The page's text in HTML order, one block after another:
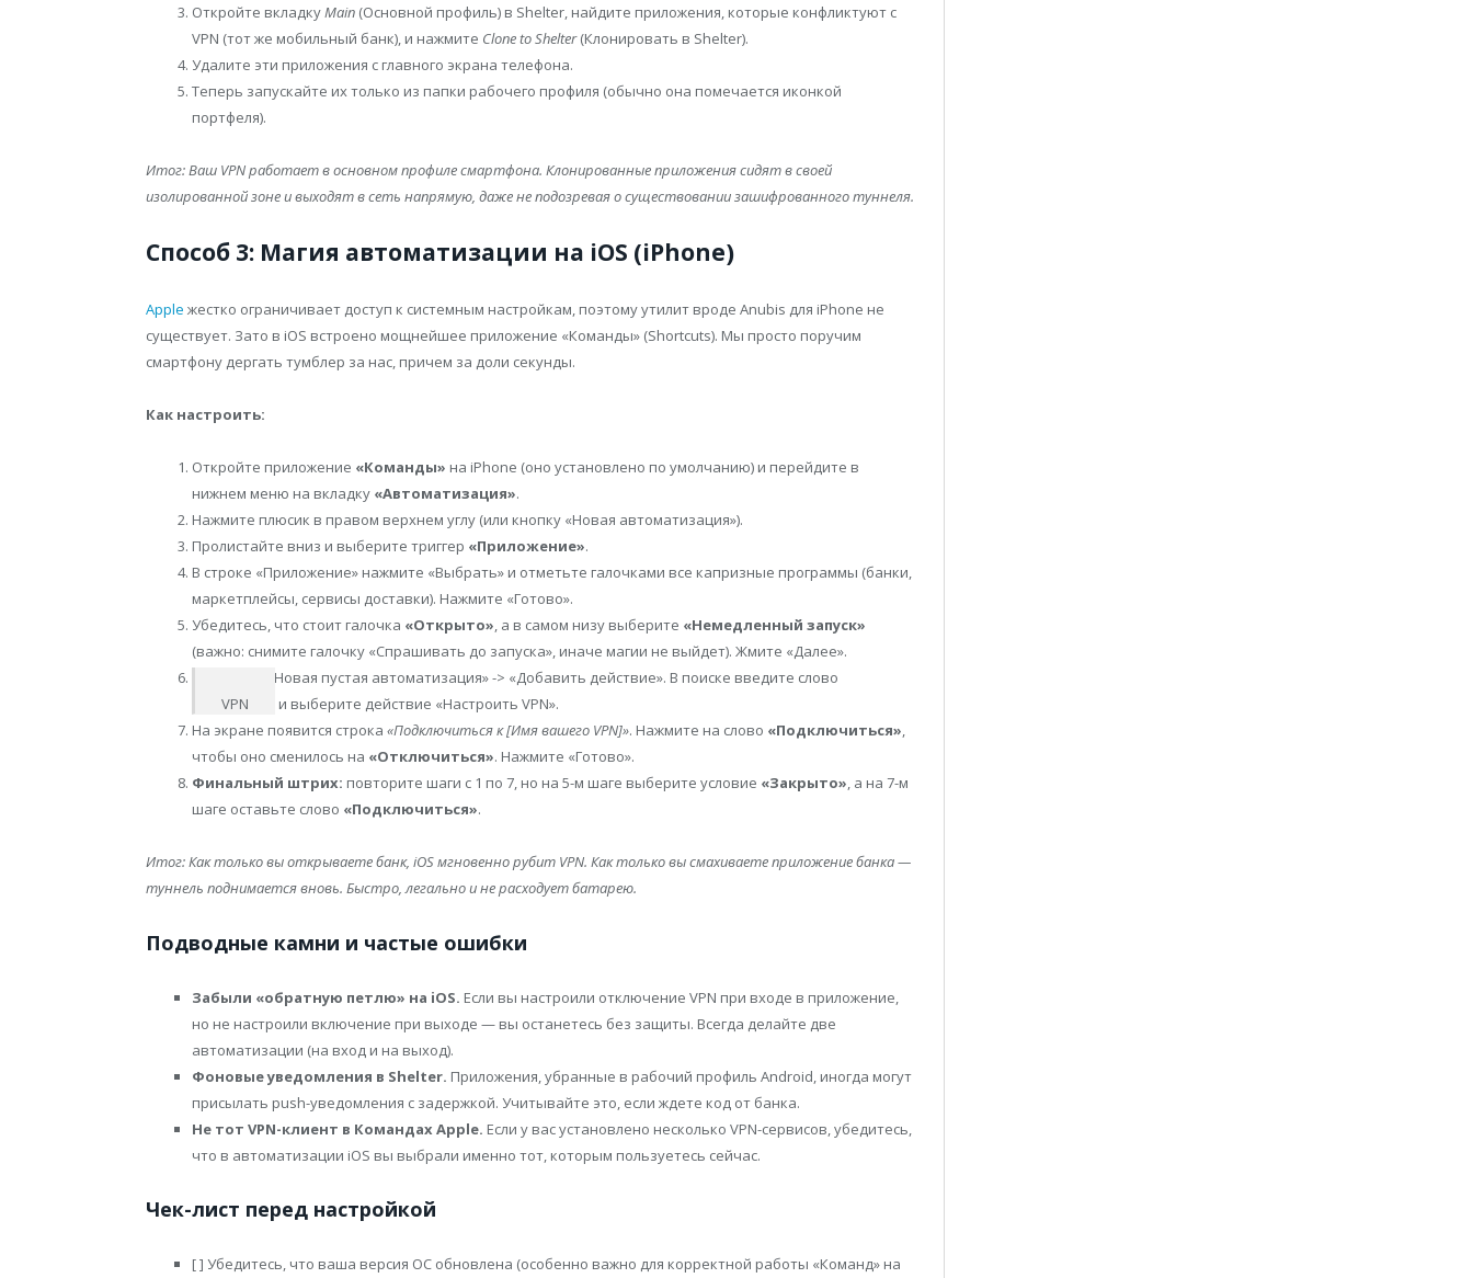
Откройте вкладкуMain (Основной профиль) в Shelter, найдите приложения, которые конфликтуют с
VPN (тот же мобильный банк), и нажмите Clone to Shelter(Клонировать в Shelter).
Удалите эти приложения с главного экрана телефона.
Теперь запускайте их только из папки рабочего профиля (обычно она помечается иконкой
портфеля).
Итог: Ваш VPN работает в основном профиле смартфона. Клонированные приложения сидят в своей
изолированной зоне и выходят в сеть напрямую, даже не подозревая о существовании зашифрованного туннеля.
Способ 3: Магия автоматизации на iOS (iPhone)
Apple жестко ограничивает доступ к системным настройкам, поэтому утилит вроде Anubis для iPhone не
существует. Зато в iOS встроено мощнейшее приложение «Команды» (Shortcuts). Мы просто поручим
смартфону дергать тумблер за нас, причем за доли секунды.
Как настроить:
Откройте приложение «Команды» на iPhone (оно установлено по умолчанию) и перейдите в
нижнем меню на вкладку «Автоматизация».
Нажмите плюсик в правом верхнем углу (или кнопку «Новая автоматизация»).
Пролистайте вниз и выберите триггер «Приложение».
В строке «Приложение» нажмите «Выбрать» и отметьте галочками все капризные программы (банки,
маркетплейсы, сервисы доставки). Нажмите «Готово».
Убедитесь, что стоит галочка «Открыто», а в самом низу выберите «Немедленный запуск»
(важно: снимите галочку «Спрашивать до запуска», иначе магии не выйдет). Жмите «Далее».
Выберите «Новая пустая автоматизация» -> «Добавить действие». В поиске введите слово
VPN
и выберите действие «Настроить VPN».
На экране появится строка «Подключиться к [Имя вашего VPN]». Нажмите на слово «Подключиться»,
чтобы оно сменилось на «Отключиться». Нажмите «Готово».
Финальный штрих: повторите шаги с 1 по 7, но на 5-м шаге выберите условие «Закрыто», а на 7-м
шаге оставьте слово «Подключиться».
Итог: Как только вы открываете банк, iOS мгновенно рубит VPN. Как только вы смахиваете приложение банка —
туннель поднимается вновь. Быстро, легально и не расходует батарею.
Подводные камни и частые ошибки
Забыли «обратную петлю» на iOS. Если вы настроили отключение VPN при входе в приложение,
но не настроили включение при выходе — вы останетесь без защиты. Всегда делайте две
автоматизации (на вход и на выход).
Фоновые уведомления в Shelter. Приложения, убранные в рабочий профиль Android, иногда могут
присылать push-уведомления с задержкой. Учитывайте это, если ждете код от банка.
Не тот VPN-клиент в Командах Apple. Если у вас установлено несколько VPN-сервисов, убедитесь,
что в автоматизации iOS вы выбрали именно тот, которым пользуетесь сейчас.
Чек-лист перед настройкой
[ ] Убедитесь, что ваша версия ОС обновлена (особенно важно для корректной работы «Команд» на